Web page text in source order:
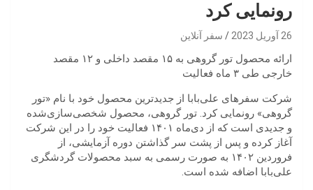
رونمایی کرد
26 آوریل 2023 سفر آنلاین
ارائه محصول تور گروهی به ۱۵ مقصد داخلی و ۱۲ مقصد
خارجی طی ۳ ماه فعالیت
شرکت سفرهای علی‌بابا از جدیدترین محصول خود با نام «تور
گروهی» رونمایی کرد. تور گروهی، محصول شخصی‌سازی‌شده
و جدیدی است که از دی‌ماه ۱۴۰۱ فعالیت خود را در این شرکت
آغاز کرده و پس از پشت سر گذاشتن دوره آزمایشی، از
فروردین ۱۴۰۲ به صورت رسمی به سبد محصولات گردشگری
علی‌بابا اضافه شده است.